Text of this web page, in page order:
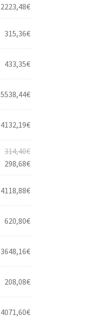
prix
initial
était :
2223,48€Le
prix
actuel
315,36€
433,35€
5538,44€
4132,19€
314,40€Le
prix
initial
était :
298,68€Le
prix
actuel
4118,88€
620,80€
3648,16€
208,08€
4071,60€